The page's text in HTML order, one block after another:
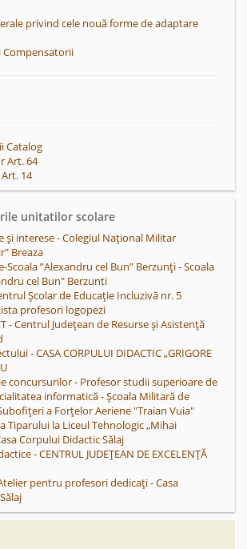
privind cele nouă forme de adaptare
Compensatorii
Catalog
Art. 64
14
unitatilor scolare
și interese - Colegiul Naţional Militar
Breaza
Scoala ”Alexandru cel Bun” Berzunți - Scoala
cel Bun" Berzunti
Școlar de Educație Incluzivă nr. 5
profesori logopezi
- Centrul Județean de Resurse și Asistență
- CASA CORPULUI DIDACTIC „GRIGORE
concursurilor - Profesor studii superioare de
informatică - Școala Militară de
a Forțelor Aeriene "Traian Vuia"
Tiparului la Liceul Tehnologic „Mihai
Corpului Didactic Sălaj
- CENTRUL JUDEȚEAN DE EXCELENȚĂ
pentru profesori dedicați - Casa